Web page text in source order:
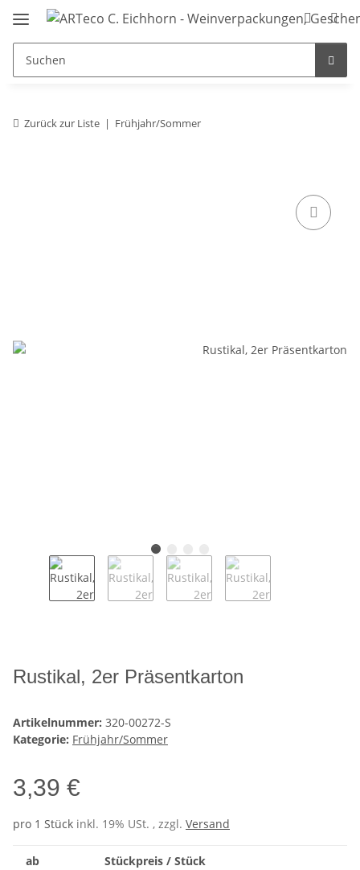
Zurück zur Liste Frühjahr/Sommer
Rustikal, 2er Präsentkarton
Artikelnummer: 320-00272-S
Kategorie: Frühjahr/Sommer
3,39 €
pro 1 Stück inkl. 19% USt. , zzgl. Versand
ab Stückpreis / Stück